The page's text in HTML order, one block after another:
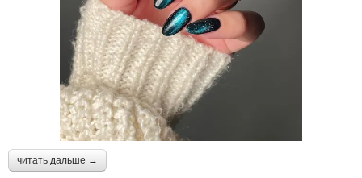
читать дальше →